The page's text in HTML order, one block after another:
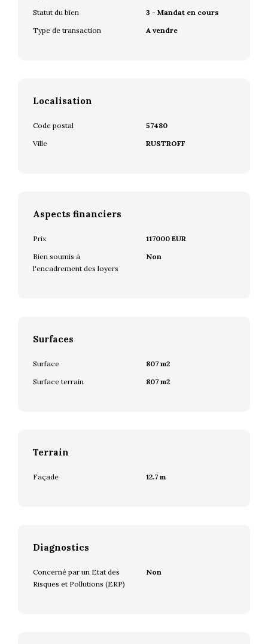
Statut du bien
3 - Mandat en cours
Type de transaction
A vendre
Localisation
Code postal
57480
Ville
RUSTROFF
Aspects financiers
Prix
117000 EUR
Bien soumis à
l'encadrement des loyers
Non
Surfaces
Surface
807 m2
Surface terrain
807 m2
Terrain
Façade 12.7 m
Diagnostics
Concerné par un Etat des
Risques et Pollutions (ERP)
Non